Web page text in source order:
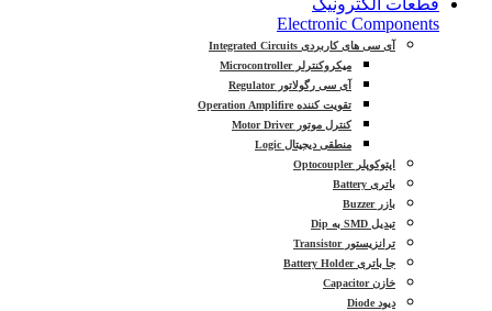
Electronic Components
آی سی های کاربردی Integrated Circuits
میکروکنترلر Microcontroller
آی سی رگولاتور Regulator
تقویت کننده Operation Amplifire
کنترل موتور Motor Driver
منطقی دیجیتال Logic
اپتوکوپلر Optocoupler
باتری Battery
بازر Buzzer
تبدیل SMD به Dip
ترانزیستور Transistor
جا باتری Battery Holder
خازن Capacitor
دیود Diode